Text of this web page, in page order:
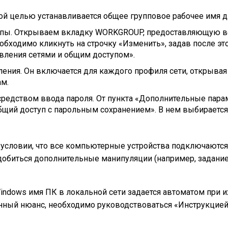
целью устанавливается общее групповое рабочее
Открываем вкладку WORKGROUP,
кликнуть на строчку «Изменить», задав после
сетями и общим доступом».
Он включается для каждого профиля сети,
ввода пароля. От пункта «Дополнительные
доступ с парольным сохранением». В нем
что все компьютерные устройства
дополнительные манипуляции (например,
имя ПК в локальной сети задается автоматом при
нюанс, необходимо руководствоваться